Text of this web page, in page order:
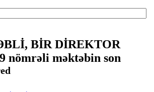
BİR DİREKTOR
nömrəli məktəbin son